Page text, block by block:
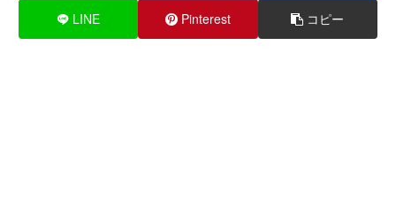
LINE Pinterest コピー